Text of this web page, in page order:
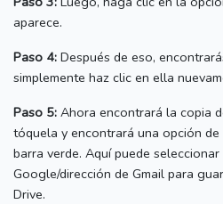
aparece.
Paso 4: Después de eso,
simplemente haz clic en ella
Paso 5: Ahora encontrará la copia
tóquela y encontrará una opción
barra verde. Aquí puede
Google/dirección de Gmail para
Drive.